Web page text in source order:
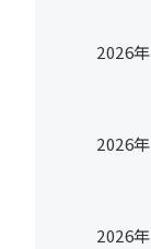
2026年
2026年
2026年